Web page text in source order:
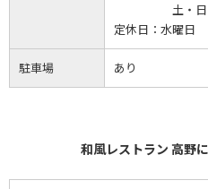
土・
定休日： 水曜日
駐車場 あり
和風レストラン 高野